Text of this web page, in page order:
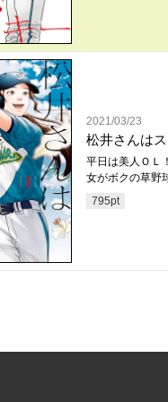
2021/03/23
松井さんは
平日は美人ＯＬ
女がボクの草野
795pt